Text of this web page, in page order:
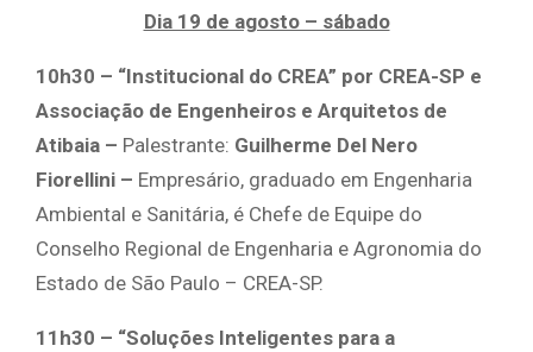
Dia 19 de agosto – sábado
10h30 – “Institucional do CREA” por CREA-SP e
Associação de Engenheiros e Arquitetos de
Atibaia – Palestrante: Guilherme Del Nero
Fiorellini – Empresário, graduado em Engenharia
Ambiental e Sanitária, é Chefe de Equipe do
Conselho Regional de Engenharia e Agronomia do
Estado de São Paulo – CREA-SP.
11h30 – “Soluções Inteligentes para a